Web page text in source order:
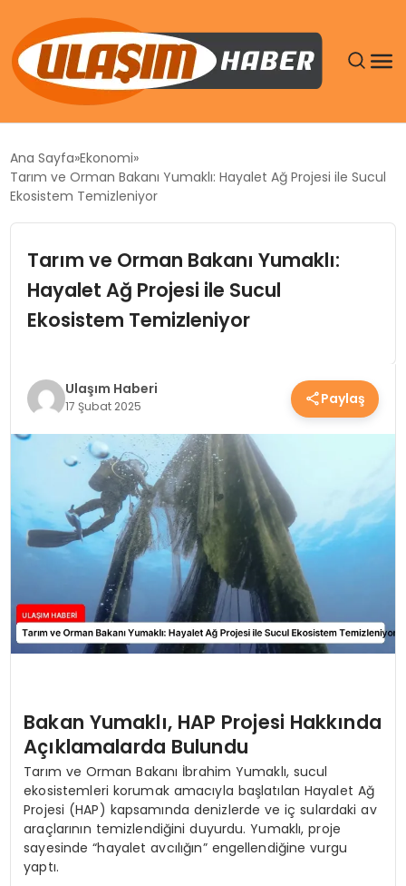
SIYASET
EKONOMI
TEKNOLOJI
SAĞLIK
Ana Sayfa Ekonomi
Tarım ve Orman Bakanı Yumaklı: Hayalet Ağ Projesi ile Sucul
Ekosistem Temizleniyor
Tarım ve Orman Bakanı Yumaklı:
Hayalet Ağ Projesi ile Sucul
Ekosistem Temizleniyor
Ulaşım Haberi
17 Şubat 2025 Paylaş
Bakan Yumaklı, HAP Projesi Hakkında
Açıklamalarda Bulundu
Tarım ve Orman Bakanı İbrahim Yumaklı, sucul
ekosistemleri korumak amacıyla başlatılan Hayalet Ağ
Projesi (HAP) kapsamında denizlerde ve iç sulardaki av
araçlarının temizlendiğini duyurdu. Yumaklı, proje
sayesinde “hayalet avcılığın” engellendiğine vurgu
yaptı.